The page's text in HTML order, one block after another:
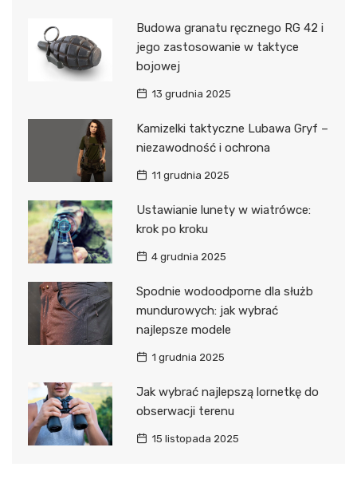
Budowa granatu ręcznego RG 42 i
jego zastosowanie w taktyce
bojowej
13 grudnia 2025
Kamizelki taktyczne Lubawa Gryf –
niezawodność i ochrona
11 grudnia 2025
Ustawianie lunety w wiatrówce:
krok po kroku
4 grudnia 2025
Spodnie wodoodporne dla służb
mundurowych: jak wybrać
najlepsze modele
1 grudnia 2025
Jak wybrać najlepszą lornetkę do
obserwacji terenu
15 listopada 2025